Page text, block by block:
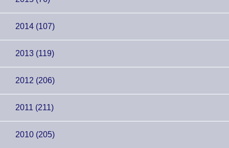
2014 (107)
2013 (119)
2012 (206)
2011 (211)
2010 (205)